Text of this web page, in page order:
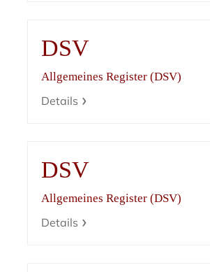
DSV
Allgemeines Register (DSV)
Details
DSV
Allgemeines Register (DSV)
Details